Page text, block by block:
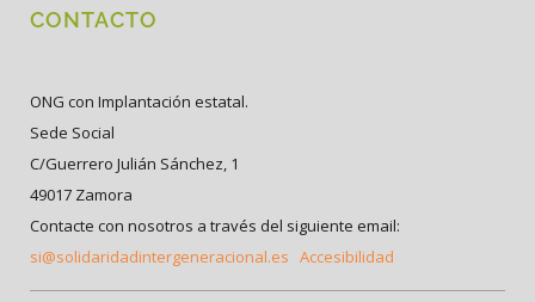
CONTACTO
ONG con Implantación estatal.
Sede Social
C/Guerrero Julián Sánchez, 1
49017 Zamora
Contacte con nosotros a través del siguiente email:
si@solidaridadintergeneracional.es Accesibilidad